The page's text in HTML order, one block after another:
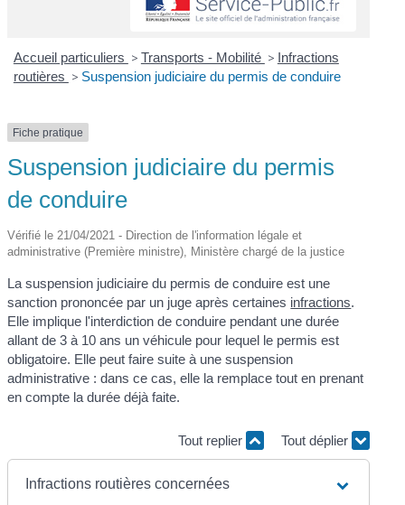
Accueil particuliers > Transports - Mobilité > Infractions
routières > Suspension judiciaire du permis de conduire
Fiche pratique
Suspension judiciaire du permis
de conduire
Vérifié le 21/04/2021 - Direction de l'information légale et
administrative (Première ministre), Ministère chargé de la justice
La suspension judiciaire du permis de conduire est une
sanction prononcée par un juge après certaines infractions.
Elle implique l'interdiction de conduire pendant une durée
allant de 3 à 10 ans un véhicule pour lequel le permis est
obligatoire. Elle peut faire suite à une suspension
administrative : dans ce cas, elle la remplace tout en prenant
en compte la durée déjà faite.
Tout replier Tout déplier
Infractions routières concernées